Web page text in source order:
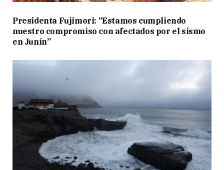
Presidenta Fujimori: “Estamos cumpliendo
nuestro compromiso con afectados por el sismo
en Junín”